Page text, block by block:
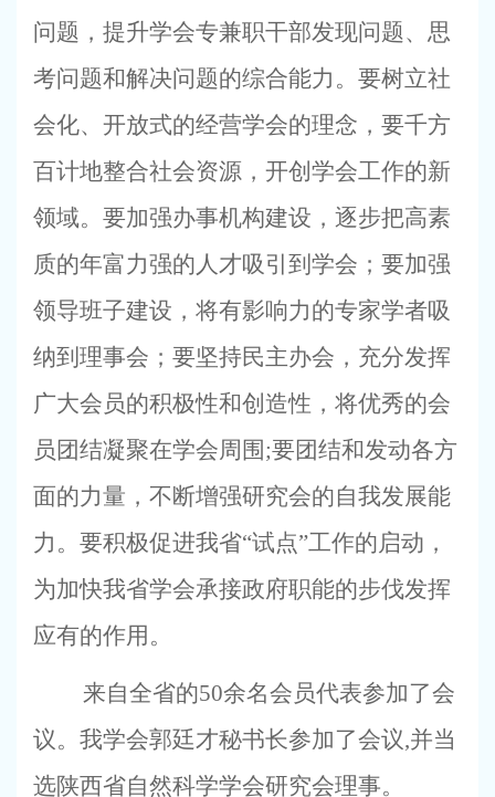
问题，提升学会专兼职干部发现问题、思
考问题和解决问题的综合能力。要树立社
会化、开放式的经营学会的理念，要千方
百计地整合社会资源，开创学会工作的新
领域。要加强办事机构建设，逐步把高素
质的年富力强的人才吸引到学会；要加强
领导班子建设，将有影响力的专家学者吸
纳到理事会；要坚持民主办会，充分发挥
广大会员的积极性和创造性，将优秀的会
员团结凝聚在学会周围;要团结和发动各方
面的力量，不断增强研究会的自我发展能
力。要积极促进我省“试点”工作的启动，
为加快我省学会承接政府职能的步伐发挥
应有的作用。
来自全省的50余名会员代表参加了会
议。我学会郭廷才秘书长参加了会议,并当
选陕西省自然科学学会研究会理事。